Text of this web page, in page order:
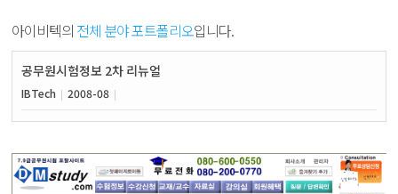
아이비텍의 전체 분야 포트폴리오입니다.
공무원시험정보 2차 리뉴얼
IBTech | 2008-08 |